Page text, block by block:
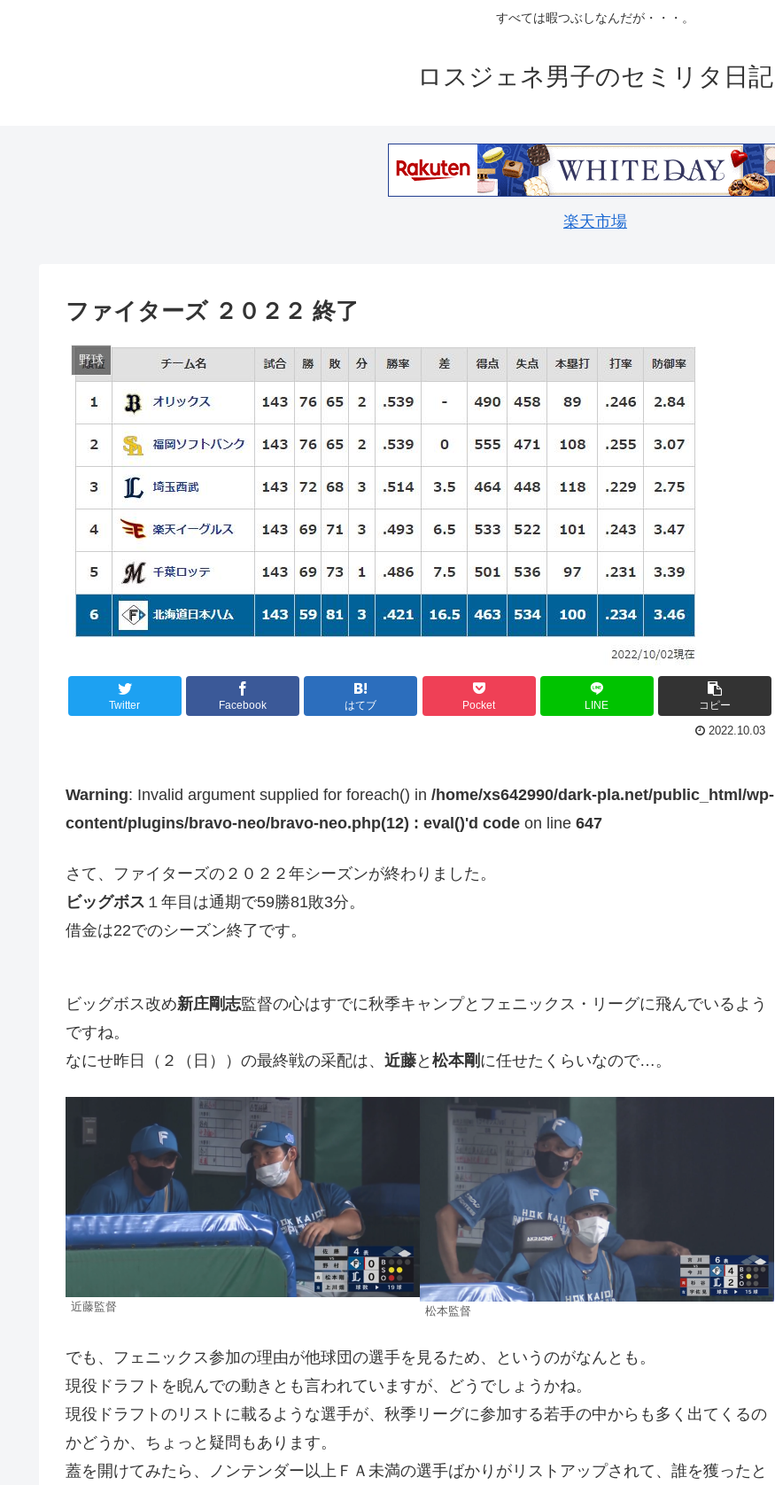
すべては暇つぶしなんだが・・・。
ロスジェネ男子のセミリタ日記
楽天市場
ファイターズ ２０２２ 終了
野球
Twitter Facebook はてブ Pocket LINE コピー
2022.10.03
Warning: Invalid argument supplied for foreach() in /home/xs642990/dark-pla.net/public_html/wp-
content/plugins/bravo-neo/bravo-neo.php(12) : eval()'d code on line 647
さて、ファイターズの２０２２年シーズンが終わりました。
ビッグボス １年目は通期で59勝81敗3分。
借金は22でのシーズン終了です。
ビッグボス改め新庄剛志監督の心はすでに秋季キャンプとフェニックス・リーグに飛んでいるよう
ですね。
なにせ昨日（２（日））の最終戦の采配は、 近藤と 松本剛 に任せたくらいなので…。
近藤監督 松本監督
でも、フェニックス参加の理由が他球団の選手を見るため、というのがなんとも。
現役ドラフトを睨んでの動きとも言われていますが、どうでしょうかね。
現役ドラフトのリストに載るような選手が、秋季リーグに参加する若手の中からも多く出てくるの
かどうか、ちょっと疑問もあります。
蓋を開けてみたら、ノンテンダー以上ＦＡ未満の選手ばかりがリストアップされて、誰を獲ったと